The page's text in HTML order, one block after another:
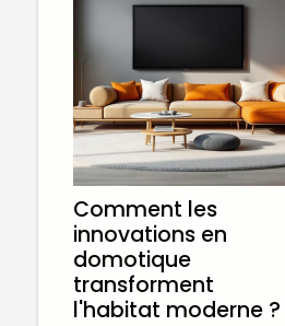
Comment les
innovations en
domotique
transforment
l'habitat moderne ?